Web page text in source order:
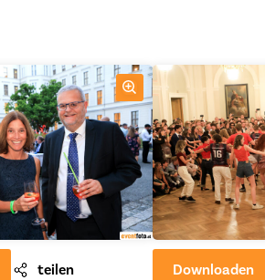
teilen Downloaden